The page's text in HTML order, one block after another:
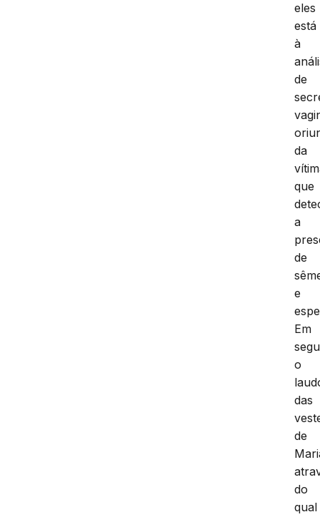
eles
está
à
de
da
que
a
de
e
Em
o
das
de
do
qual